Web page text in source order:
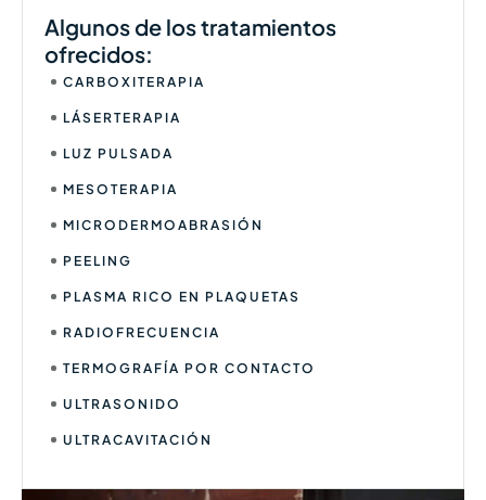
Algunos de los tratamientos
ofrecidos:
CARBOXITERAPIA
LÁSERTERAPIA
LUZ PULSADA
MESOTERAPIA
MICRODERMOABRASIÓN
PEELING
PLASMA RICO EN PLAQUETAS
RADIOFRECUENCIA
TERMOGRAFÍA POR CONTACTO
ULTRASONIDO
ULTRACAVITACIÓN